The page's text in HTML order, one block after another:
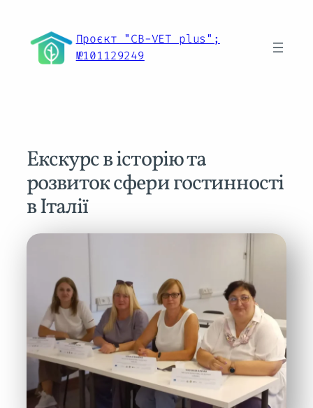
вмісту
Проєкт "CB-VET plus";
№101129249
Екскурс в історію та
розвиток сфери гостинності
в Італії